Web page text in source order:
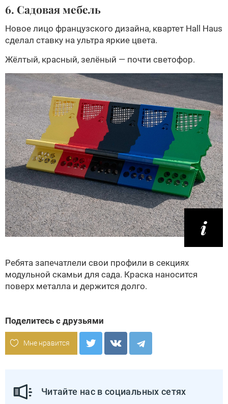
6. Садовая мебель
Новое лицо французского дизайна, квартет Hall Haus
сделал ставку на ультра яркие цвета.
Жёлтый, красный, зелёный — почти светофор.
Ребята запечатлели свои профили в секциях
модульной скамьи для сада. Краска наносится
поверх металла и держится долго.
Поделитесь с друзьями
Мне нравится
Читайте нас в социальных сетях